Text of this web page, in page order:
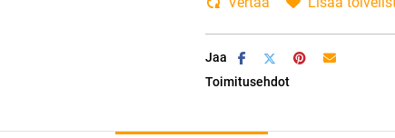
Jaa
Toimitusehdot